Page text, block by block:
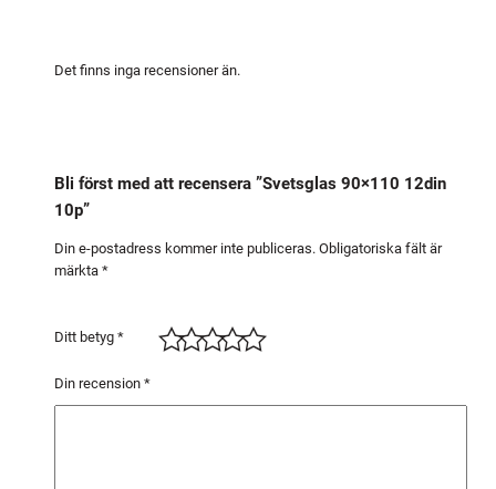
Det finns inga recensioner än.
Bli först med att recensera ”Svetsglas 90×110 12din
10p”
Din e-postadress kommer inte publiceras. Obligatoriska fält är
märkta *
Ditt betyg *
Din recension *